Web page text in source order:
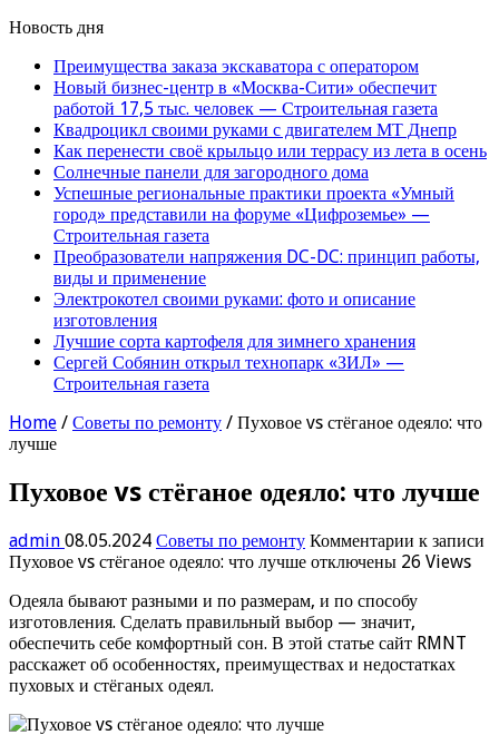
Новость дня
Преимущества заказа экскаватора с оператором
Новый бизнес-центр в «Москва-Сити» обеспечит
работой 17,5 тыс. человек — Строительная газета
Квадроцикл своими руками с двигателем МТ Днепр
Как перенести своё крыльцо или террасу из лета в осень
Солнечные панели для загородного дома
Успешные региональные практики проекта «Умный
город» представили на форуме «Цифроземье» —
Строительная газета
Преобразователи напряжения DC-DC: принцип работы,
виды и применение
Электрокотел своими руками: фото и описание
изготовления
Лучшие сорта картофеля для зимнего хранения
Сергей Собянин открыл технопарк «ЗИЛ» —
Строительная газета
Home / Советы по ремонту / Пуховое vs стёганое одеяло: что
лучше
Пуховое vs стёганое одеяло: что лучше
admin 08.05.2024 Советы по ремонту Комментарии к записи
Пуховое vs стёганое одеяло: что лучше отключены 26 Views
Одеяла бывают разными и по размерам, и по способу
изготовления. Сделать правильный выбор — значит,
обеспечить себе комфортный сон. В этой статье сайт RMNT
расскажет об особенностях, преимуществах и недостатках
пуховых и стёганых одеял.